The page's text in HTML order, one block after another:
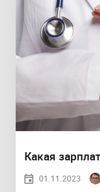
Какая
01.11.2023